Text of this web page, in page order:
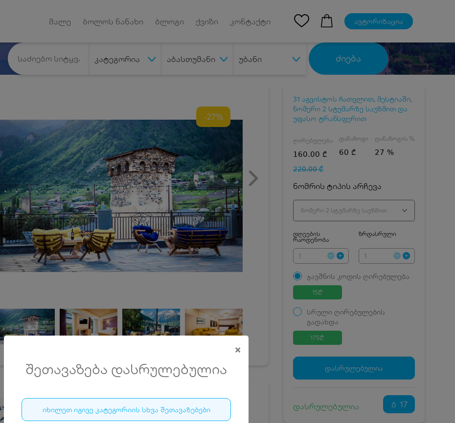
მალე ბოლოს ნანახი ბლოგი ქვიზი კონტაქტი ავტორიზაცია
კატეგორია აბასთუმანი უბანი ძიება
×
შეთავაზება დასრულებულია
იხილეთ იგივე კატეგორიის სხვა შეთავაზებები
-27%
მესტია ინნ • MESTIA INN
31 აგვისტოს ჩათვლით, მესტიაში, ნომერი 2 სტუმარზე
31 აგვისტოს ჩათვლით, მესტიაში,
ნომერი 2 სტუმარზე საუზმით და
უფასო ტრანსფერით
ღირებულება
160.00 ₾
220.00 ₾
დანაზოგი
60 ₾
დანაზოგის %
27 %
ნომრის ტიპის არჩევა
ნომერი 2 სტუმარზე საუზმით
დღეების
რაოდენობა
ზრდასრული
ჯავშნის კოდის ღირებულება
15₾
სრული ღირებულების
გადახდა
175₾
ჯავშნის კოდი
15 ₾
დამატებითი საწოლი
კვება
0 ₾
160 ₾
დასრულებულია
დასრულებულია 17